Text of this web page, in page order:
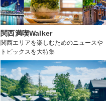
関西満喫Walker
関西エリアを楽しむためのニュースや
トピックスを大特集